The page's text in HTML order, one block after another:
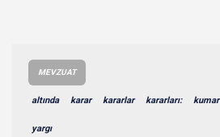
MEVZUAT
altında karar kararlar kararları: kumar
yargı